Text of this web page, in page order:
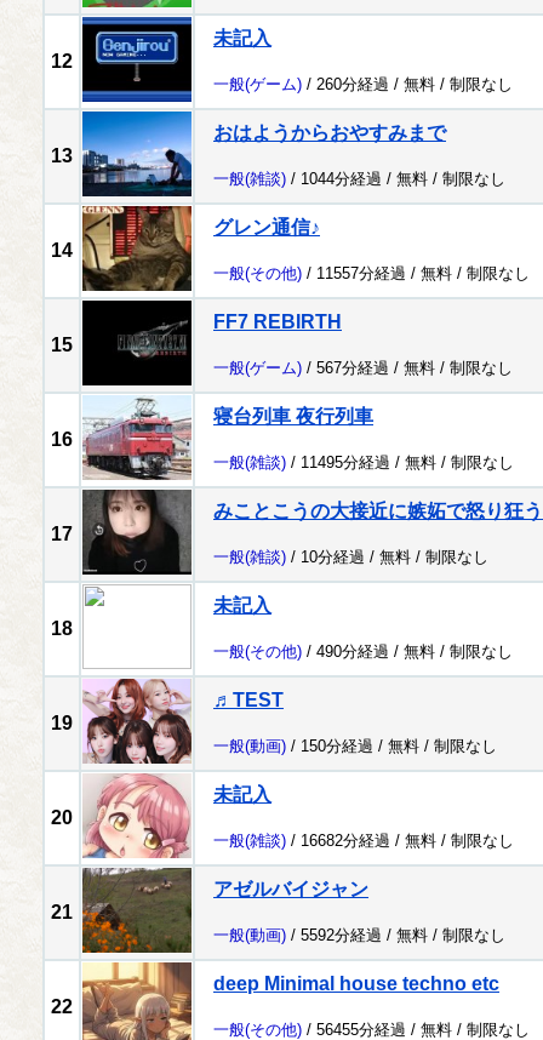
12
未記入
一般(ゲーム) / 260分経過 / 無料 / 制限なし
13
おはようからおやすみまで
一般(雑談) / 1044分経過 / 無料 / 制限なし
14
グレン通信♪
一般(その他) / 11557分経過 / 無料 / 制限なし
15
FF7 REBIRTH
一般(ゲーム) / 567分経過 / 無料 / 制限なし
16
寝台列車 夜行列車
一般(雑談) / 11495分経過 / 無料 / 制限なし
17
みことこうの大接近に嫉妬で怒り狂う
一般(雑談) / 10分経過 / 無料 / 制限なし
18
未記入
一般(その他) / 490分経過 / 無料 / 制限なし
19
♬TEST
一般(動画) / 150分経過 / 無料 / 制限なし
20
未記入
一般(雑談) / 16682分経過 / 無料 / 制限なし
21
アゼルバイジャン
一般(動画) / 5592分経過 / 無料 / 制限なし
22
deep Minimal house techno etc
一般(その他) / 56455分経過 / 無料 / 制限なし